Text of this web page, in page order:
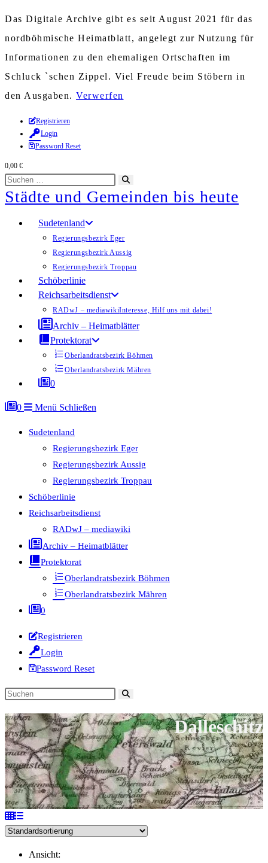
Das Digitale Archive gibt es seit August 2021 für das
nordböhmische Heimatblatt, angelegt zur Nutzung für
Informationen zu den ehemaligen Ortschaften im
Schluck `schen Zippel. Viel Freude beim Stöbern in
den Ausgaben. Verwerfen
Zum
Inhalt
springen
Registrieren
Login
Password Reset
0,00 €
Diese
Website
durchsuchen
starten
Städte und Gemeinden bis heute
Sudetenland
Regierungsbezirk Eger
Regierungsbezirk Aussig
Regierungsbezirk Troppau
Schöberlinie
Reichsarbeitsdienst
RADwJ – mediawikiInteresse, Hilf uns mit dabei!
Archiv – Heimatblätter
Protektorat
Oberlandratsbezirk Böhmen
Oberlandratsbezirk Mähren
0
0 Menü Schließen
Sudetenland
Regierungsbezirk Eger
Regierungsbezirk Aussig
Regierungsbezirk Troppau
Schöberlinie
Reichsarbeitsdienst
RADwJ – mediawiki
Archiv – Heimatblätter
Protektorat
Oberlandratsbezirk Böhmen
Oberlandratsbezirk Mähren
0
Registrieren
Login
Password Reset
Diese
durchsuchen
Dalleschitz
Ansicht: